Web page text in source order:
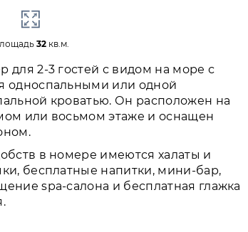
32кв.м.
для 2-3 гостей с видом на море с
односпальными или одной
кроватью. Он расположен на
или восьмом этаже и оснащен
в номере имеются халаты и
бесплатные напитки, мини-бар,
spa-салона и бесплатная глажка